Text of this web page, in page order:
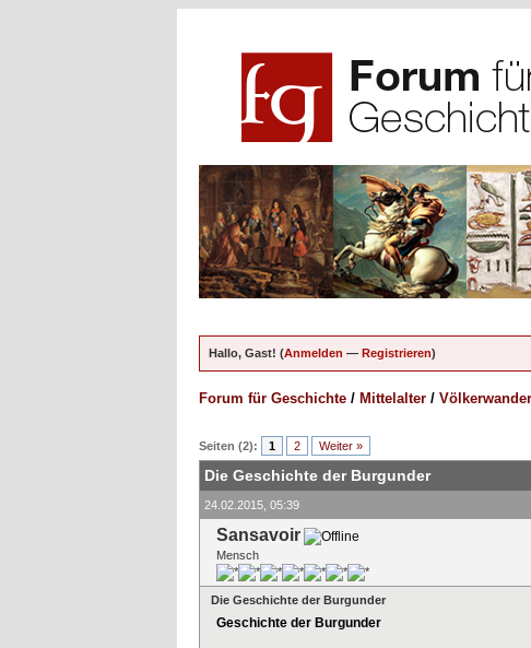
Hallo, Gast! (Anmelden — Registrieren)
Forum für Geschichte / Mittelalter /
Seiten (2): 1 2 Weiter »
Die Geschichte der Burgunder
24.02.2015, 05:39
Sansavoir
Mensch
Die Geschichte der Burgunder
Geschichte der Burgunder